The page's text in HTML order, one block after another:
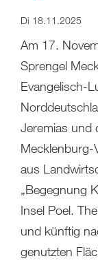
Di 18.11.2025
Am 17.
Sprengel
Evangelisch-
Jeremias und
Mecklenburg-
aus
„Begegnung
Insel Poel.
und künftig
genutzten